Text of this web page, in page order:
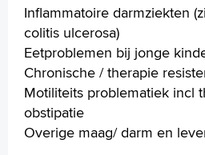
Verwijzers
Tekstgrootte
Inflammatoire darmziekten
colitis ulcerosa)
Eetproblemen bij jonge
Chronische / therapie
Motiliteits problematiek incl
obstipatie
Overige maag/ darm en